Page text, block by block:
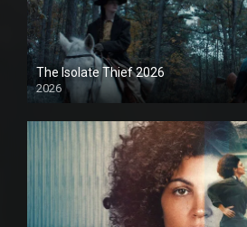
The Isolate Thief 2026
2026
1080P